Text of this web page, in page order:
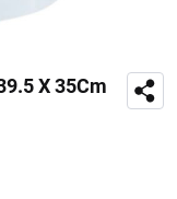
X 35Cm